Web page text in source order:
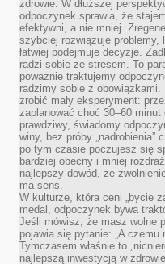
zdrowie. W dłuższej
odpoczynek sprawia, że
efektywni, a nie mniej.
szybciej rozwiązuje problemy,
łatwiej podejmuje decyzje.
radzi sobie ze stresem. To
poważnie traktujemy
radzimy sobie z obowiązkami.
zrobić mały eksperyment:
zaplanować choć 30–60 minut
prawdziwy, świadomy
winy, bez próby „nadrobienia”
po tym czasie poczujesz się
bardziej obecny i mniej
najlepszy dowód, że
ma sens.
W kulturze, która ceni „bycie
medal, odpoczynek bywa
Jeśli mówisz, że masz wolne
pojawia się pytanie: „A czemu
Tymczasem właśnie to
najlepszą inwestycją w